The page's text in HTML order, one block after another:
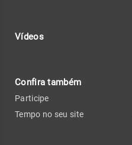
Vídeos
Confira também
Participe
Tempo no seu site